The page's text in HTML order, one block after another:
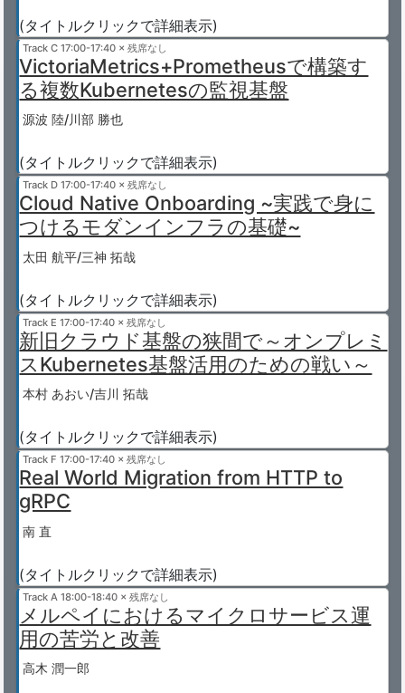
(タイトルクリックで詳細表示)
Track C 17:00-17:40 × 残席なし
VictoriaMetrics+Prometheusで構築す
る複数Kubernetesの監視基盤
源波 陸/川部 勝也
(タイトルクリックで詳細表示)
Track D 17:00-17:40 × 残席なし
Cloud Native Onboarding ~実践で身に
つけるモダンインフラの基礎~
太田 航平/三神 拓哉
(タイトルクリックで詳細表示)
Track E 17:00-17:40 × 残席なし
新旧クラウド基盤の狭間で～オンプレミ
スKubernetes基盤活用のための戦い～
本村 あおい/吉川 拓哉
(タイトルクリックで詳細表示)
Track F 17:00-17:40 × 残席なし
Real World Migration from HTTP to
gRPC
南 直
(タイトルクリックで詳細表示)
Track A 18:00-18:40 × 残席なし
メルペイにおけるマイクロサービス運
用の苦労と改善
高木 潤一郎